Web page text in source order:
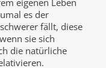
eigenen Leben
es der
fällt, diese
sie sich
die natürliche